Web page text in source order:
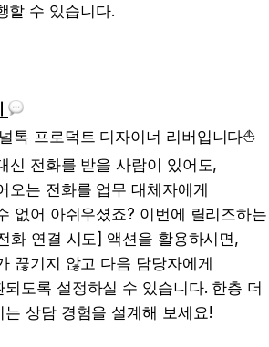
할 수 있습니다.
톡 프로덕트 디자이너 리버입니다⛵️
신 전화를 받을 사람이 있어도,
오는 전화를 업무 대체자에게
없어 아쉬우셨죠? 이번에 릴리즈하는
화 연결 시도] 액션을 활용하시면,
끊기지 않고 다음 담당자에게
되도록 설정하실 수 있습니다. 한층 더
는 상담 경험을 설계해 보세요!